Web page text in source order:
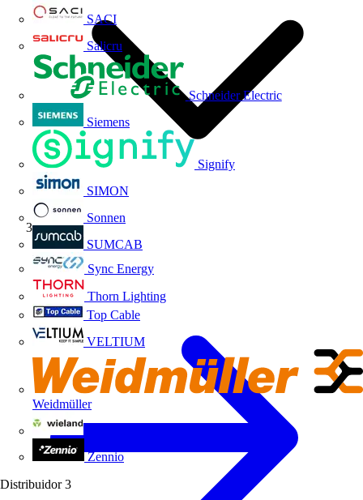
SACI
Salicru
Schneider Electric
Siemens
Signify
SIMON
Sonnen
SUMCAB
Sync Energy
Thorn Lighting
Top Cable
VELTIUM
Weidmüller
Zennio
Distribuidor 3
Volti TV